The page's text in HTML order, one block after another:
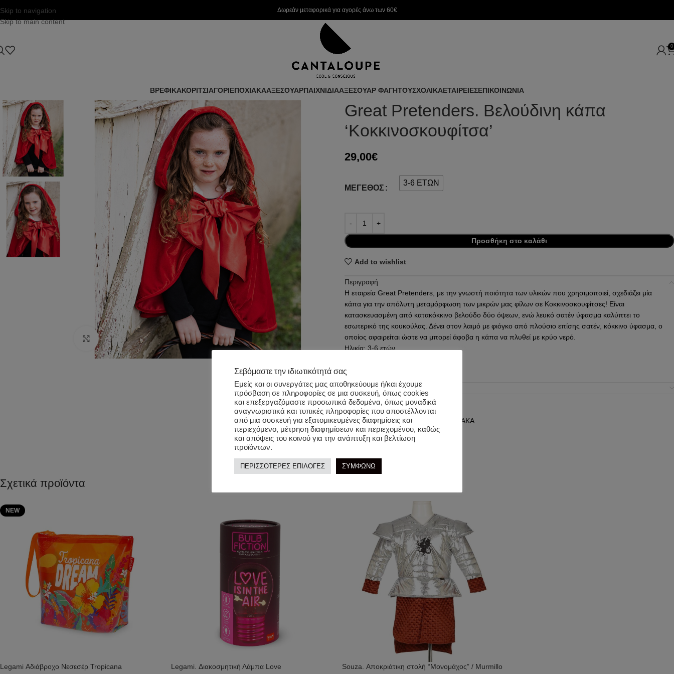
Skip to navigation
Skip to main content
Δωρεάν μεταφορικά για αγορές άνω των 60€
0
ΒΡΕΦΙΚΑΚΟΡΙΤΣΙΑΓΟΡΙΕΠΟΧΙΑΚΑΑΞΕΣΟΥΑΡΠΑΙΧΝΙΔΙΑΑΞΕΣΟΥΑΡ ΦΑΓΗΤΟΥΣΧΟΛΙΚΑΕΤΑΙΡΕΙΕΣΕΠΙΚΟΙΝΩΝΙΑ
Click to enlarge
Great Pretenders. Βελούδινη κάπα
‘Κοκκινοσκουφίτσα’
29,00€
ΜΈΓΕΘΟΣ
3-6 ΕΤΩΝ
Προσθήκη στο καλάθι
Add to wishlist
Περιγραφή
Η εταιρεία Great Pretenders, με την γνωστή ποιότητα των υλικών που χρησιμοποιεί, σχεδιάζει μία
κάπα για την απόλυτη μεταμόρφωση των μικρών μας φίλων σε Κοκκινοσκουφίτσες! Είναι
κατασκευασμένη από κατακόκκινο βελούδο δύο όψεων, ενώ λευκό σατέν ύφασμα καλύπτει το
εσωτερικό της κουκούλας. Δένει στον λαιμό με φιόγκο από πλούσιο επίσης σατέν, κόκκινο ύφασμα, ο
οποίος αφαιρείται ώστε να μπορεί άφοβα η κάπα να πλυθεί με κρύο νερό.
Ηλικία: 3-6 ετών
Διαστάσεις: Π530 x Y120 x Β770 χιλ.
Επιπλέον πληροφορίες
Κωδικός προϊόντος:50875
Κατηγορίες: ΑΠΟΚΡΙΑΤΙΚΑ
ΕΠΟΧΙΑΚΑ
Ετικέτα: GREAT PRETENDERS
Σχετικά προϊόντα
NEW
Legami Αδιάβροχο Νεσεσέρ Tropicana Legami. Διακοσμητική Λάμπα Love Souza. Αποκριάτικη στολή “Μονομάχος” / Murmillo
Σεβόμαστε την ιδιωτικότητά σας
Εμείς και οι συνεργάτες μας αποθηκεύουμε ή/και έχουμε
πρόσβαση σε πληροφορίες σε μια συσκευή, όπως cookies
και επεξεργαζόμαστε προσωπικά δεδομένα, όπως μοναδικά
αναγνωριστικά και τυπικές πληροφορίες που αποστέλλονται
από μια συσκευή για εξατομικευμένες διαφημίσεις και
περιεχόμενο, μέτρηση διαφημίσεων και περιεχομένου, καθώς
και απόψεις του κοινού για την ανάπτυξη και βελτίωση
προϊόντων.
ΠΕΡΙΣΣΟΤΕΡΕΣ ΕΠΙΛΟΓΕΣ ΣΥΜΦΩΝΩ